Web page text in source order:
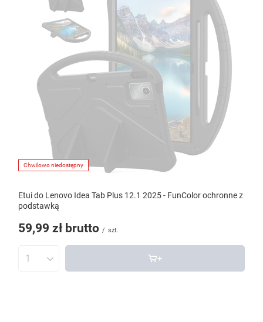
Chwilowo niedostępny
Etui do Lenovo Idea Tab Plus 12.1 2025 - FunColor ochronne z
podstawką
59,99 zł brutto / szt.